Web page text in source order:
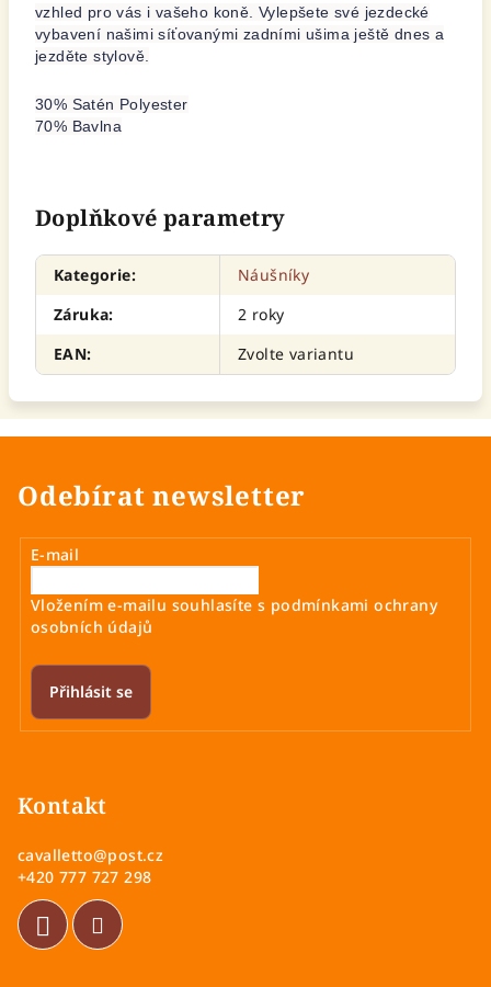
vzhled pro vás i vašeho koně. Vylepšete své jezdecké
vybavení našimi síťovanými zadními ušima ještě dnes a
jezděte stylově.
30% Satén Polyester
70% Bavlna
Doplňkové parametry
Kategorie:
Náušníky
Záruka:
2 roky
EAN: Zvolte variantu
Odebírat newsletter
E-mail
Vložením e-mailu souhlasíte s podmínkami ochrany
osobních údajů
Přihlásit se
Kontakt
cavalletto@post.cz
+420 777 727 298